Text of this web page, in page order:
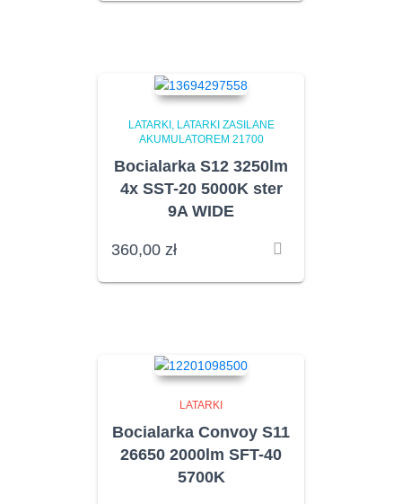
LATARKI LATARKI ZASILANE
AKUMULATOREM 21700
Bocialarka S12 3250lm
4x SST-20 5000K ster
9A WIDE
360,00 zł
LATARKI
Bocialarka Convoy S11
26650 2000lm SFT-40
5700K